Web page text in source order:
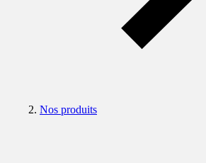
Nos produits